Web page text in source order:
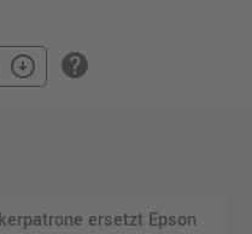
arrow_circle_down help
ersetzt Epson